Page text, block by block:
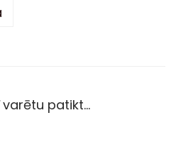
patikt…